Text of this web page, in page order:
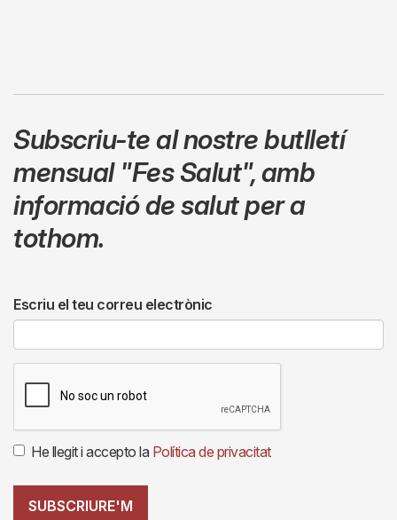
Subscriu-te al nostre butlletí
mensual "Fes Salut",amb
informació de salut per a
tothom.
Escriu el teu correu electrònic
He llegit i accepto la Política de privacitat
SUBSCRIURE'M